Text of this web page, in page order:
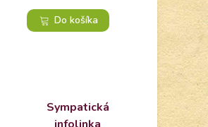
Do košíka
Sympatická